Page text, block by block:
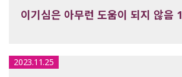
이기심은 아무런 도움이 되지 않음 1
2023.11.25